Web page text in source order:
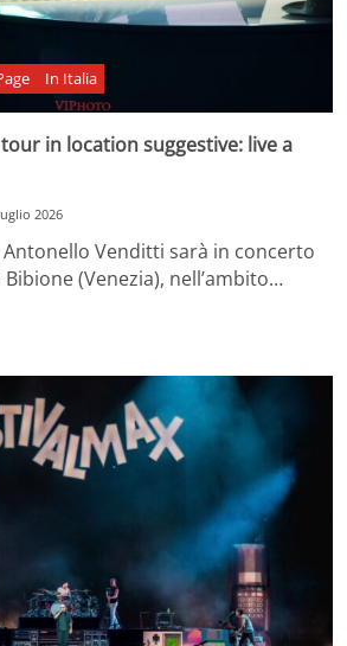
In Italia
in location suggestive: live a
2026
Venditti sarà in concerto
(Venezia), nell’ambito…